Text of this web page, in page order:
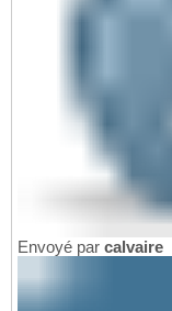
Envoyé par calvaire